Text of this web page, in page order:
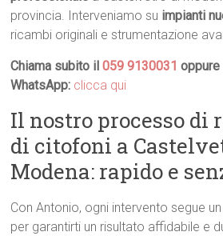
provincia. Interveniamo su impianti
ricambi originali e strumentazione
Chiama subito il059 9130031
WhatsApp: clicca qui
Il nostro processo di
di citofoni a
Modena: rapido e
Con Antonio, ogni intervento segue
per garantirti un risultato affidabile e